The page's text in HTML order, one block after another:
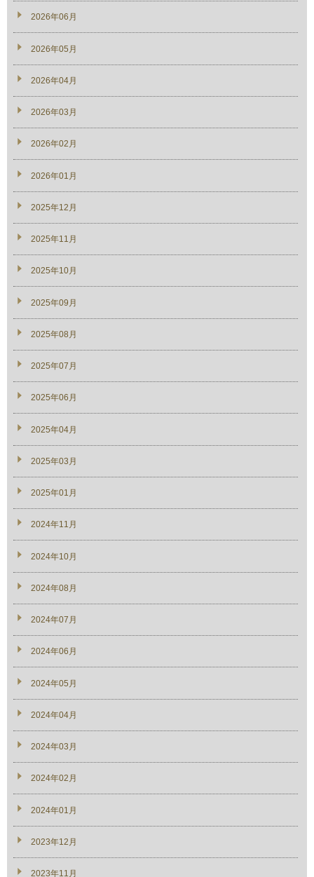
2026年06月
2026年05月
2026年04月
2026年03月
2026年02月
2026年01月
2025年12月
2025年11月
2025年10月
2025年09月
2025年08月
2025年07月
2025年06月
2025年04月
2025年03月
2025年01月
2024年11月
2024年10月
2024年08月
2024年07月
2024年06月
2024年05月
2024年04月
2024年03月
2024年02月
2024年01月
2023年12月
2023年11月